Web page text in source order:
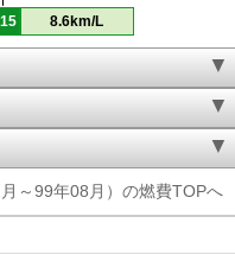
8.6km/L
～99年08月）の燃費TOPへ